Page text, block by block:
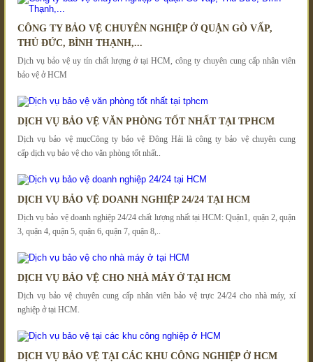
CÔNG TY BẢO VỆ CHUYÊN NGHIỆP Ở QUẬN GÒ VẤP,
THỦ ĐỨC, BÌNH THẠNH,...
Dịch vụ bảo vệ uy tín chất lượng ở tại HCM, công ty chuyên cung cấp nhân viên
bảo vệ ở HCM
DỊCH VỤ BẢO VỆ VĂN PHÒNG TỐT NHẤT TẠI TPHCM
Dịch vụ bảo vệ mụcCông ty bảo vệ Đông Hải là công ty bảo vệ chuyên cung
cấp dịch vụ bảo vệ cho văn phòng tốt nhất..
DỊCH VỤ BẢO VỆ DOANH NGHIỆP 24/24 TẠI HCM
Dịch vụ bảo vệ doanh nghiệp 24/24 chất lượng nhất tại HCM: Quận1, quận 2, quận
3, quận 4, quận 5, quận 6, quận 7, quận 8,..
DỊCH VỤ BẢO VỆ CHO NHÀ MÁY Ở TẠI HCM
Dịch vụ bảo vệ chuyên cung cấp nhân viên bảo vệ trực 24/24 cho nhà máy, xí
nghiệp ở tại HCM.
DỊCH VỤ BẢO VỆ TẠI CÁC KHU CÔNG NGHIỆP Ở HCM